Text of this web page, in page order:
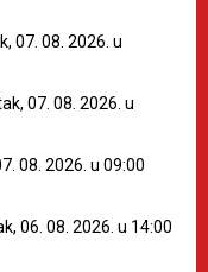
07. 08. 2026. u
07. 08. 2026. u
08. 2026. u 09:00
06. 08. 2026. u 14:00